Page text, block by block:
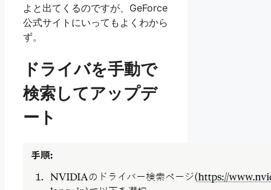
よと出てくるのですが、GeForce
公式サイトにいってもよくわから
ず。
ドライバを手動で
検索してアップデ
ート